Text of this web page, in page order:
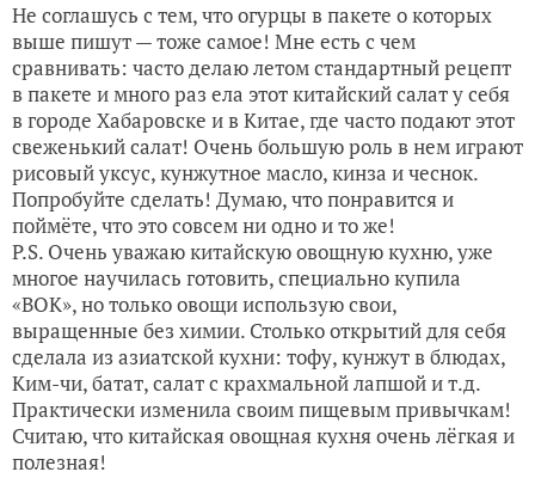
Не соглашусь с тем, что огурцы в пакете о которых
выше пишут — тоже самое! Мне есть с чем
сравнивать: часто делаю летом стандартный рецепт
в пакете и много раз ела этот китайский салат у себя
в городе Хабаровске и в Китае, где часто подают этот
свеженький салат! Очень большую роль в нем играют
рисовый уксус, кунжутное масло, кинза и чеснок.
Попробуйте сделать! Думаю, что понравится и
поймёте, что это совсем ни одно и то же!
P.S. Очень уважаю китайскую овощную кухню, уже
многое научилась готовить, специально купила
«ВОК», но только овощи использую свои,
выращенные без химии. Столько открытий для себя
сделала из азиатской кухни: тофу, кунжут в блюдах,
Ким-чи, батат, салат с крахмальной лапшой и т.д.
Практически изменила своим пищевым привычкам!
Считаю, что китайская овощная кухня очень лёгкая и
полезная!